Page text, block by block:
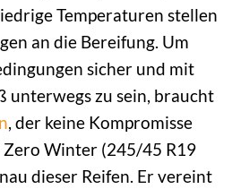
Temperaturen stellen
an die Bereifung. Um
sicher und mit
unterwegs zu sein, braucht
, der keine Kompromisse
Zero Winter (245/45 R19
dieser Reifen. Er vereint